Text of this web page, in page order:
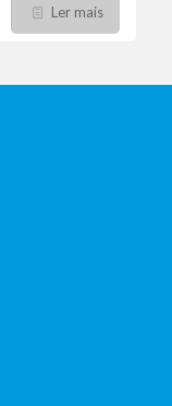
Ler mais